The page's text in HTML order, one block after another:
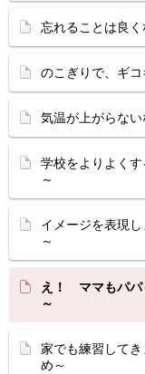
忘れることは良
のこぎりで、ギ
気温が上がらな
学校をよりよく
～
イメージを表現
～
え！ ママもパ
～
家でも練習し
め～